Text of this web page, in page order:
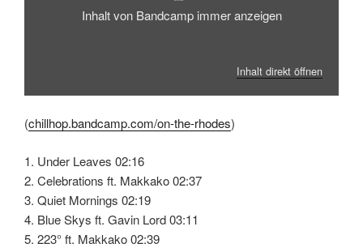
Inhalt von Bandcamp immer anzeigen
Inhalt direkt öffnen
(chillhop.bandcamp.com/on-the-rhodes)
1. Under Leaves 02:16
2. Celebrations ft. Makkako 02:37
3. Quiet Mornings 02:19
4. Blue Skys ft. Gavin Lord 03:11
5. 223° ft. Makkako 02:39